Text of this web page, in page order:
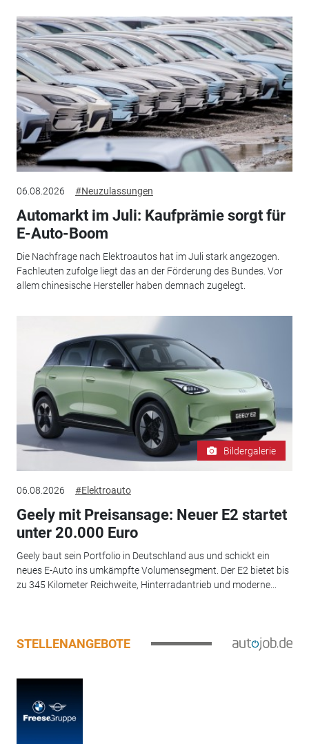
06.08.2026 #Neuzulassungen
Automarkt im Juli: Kaufprämie sorgt für
E-Auto-Boom
Die Nachfrage nach Elektroautos hat im Juli stark angezogen.
Fachleuten zufolge liegt das an der Förderung des Bundes. Vor
allem chinesische Hersteller haben demnach zugelegt.
Bildergalerie
06.08.2026 #Elektroauto
Geely mit Preisansage: Neuer E2 startet
unter 20.000 Euro
Geely baut sein Portfolio in Deutschland aus und schickt ein
neues E-Auto ins umkämpfte Volumensegment. Der E2 bietet bis
zu 345 Kilometer Reichweite, Hinterradantrieb und moderne...
STELLENANGEBOTE